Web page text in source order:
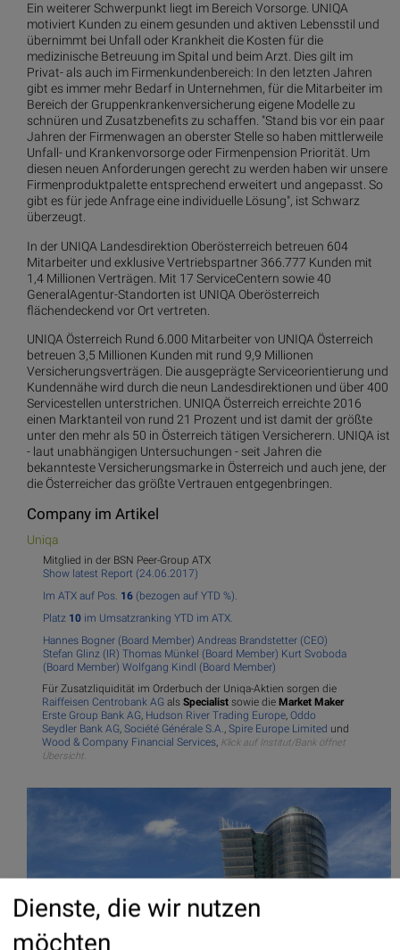
Ein weiterer Schwerpunkt liegt im Bereich Vorsorge. UNIQA
motiviert Kunden zu einem gesunden und aktiven Lebensstil und
übernimmt bei Unfall oder Krankheit die Kosten für die
medizinische Betreuung im Spital und beim Arzt. Dies gilt im
Privat- als auch im Firmenkundenbereich: In den letzten Jahren
gibt es immer mehr Bedarf in Unternehmen, für die Mitarbeiter im
Bereich der Gruppenkrankenversicherung eigene Modelle zu
schnüren und Zusatzbenefits zu schaffen. "Stand bis vor ein paar
Jahren der Firmenwagen an oberster Stelle so haben mittlerweile
Unfall- und Krankenvorsorge oder Firmenpension Priorität. Um
diesen neuen Anforderungen gerecht zu werden haben wir unsere
Firmenproduktpalette entsprechend erweitert und angepasst. So
gibt es für jede Anfrage eine individuelle Lösung", ist Schwarz
überzeugt.
In der UNIQA Landesdirektion Oberösterreich betreuen 604
Mitarbeiter und exklusive Vertriebspartner 366.777 Kunden mit
1,4 Millionen Verträgen. Mit 17 ServiceCentern sowie 40
GeneralAgentur-Standorten ist UNIQA Oberösterreich
flächendeckend vor Ort vertreten.
UNIQA Österreich Rund 6.000 Mitarbeiter von UNIQA Österreich
betreuen 3,5 Millionen Kunden mit rund 9,9 Millionen
Versicherungsverträgen. Die ausgeprägte Serviceorientierung und
Kundennähe wird durch die neun Landesdirektionen und über 400
Servicestellen unterstrichen. UNIQA Österreich erreichte 2016
einen Marktanteil von rund 21 Prozent und ist damit der größte
unter den mehr als 50 in Österreich tätigen Versicherern. UNIQA ist
- laut unabhängigen Untersuchungen - seit Jahren die
bekannteste Versicherungsmarke in Österreich und auch jene, der
die Österreicher das größte Vertrauen entgegenbringen.
Company im Artikel
Uniqa
Mitglied in der BSN Peer-Group ATX
Show latest Report (24.06.2017)
Im ATX auf Pos. 16 (bezogen auf YTD %).
Platz 10 im Umsatzranking YTD im ATX.
Hannes Bogner (Board Member) Andreas Brandstetter (CEO)
Stefan Glinz (IR) Thomas Münkel (Board Member) Kurt Svoboda
(Board Member) Wolfgang Kindl (Board Member)
Für Zusatzliquidität im Orderbuch der Uniqa-Aktien sorgen die
Raiffeisen Centrobank AG als Specialist sowie die Market Maker
Erste Group Bank AG Hudson River Trading Europe Oddo
Seydler Bank AG Société Générale S.A. Spire Europe Limited und
Wood & Company Financial Services Klick auf Institut/Bank öffnet
Übersicht.
Dienste, die wir nutzen
möchten